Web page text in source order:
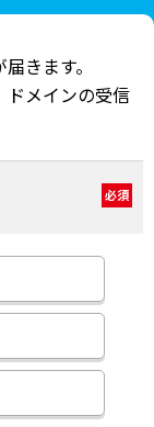
きます。
メインの受信
必須